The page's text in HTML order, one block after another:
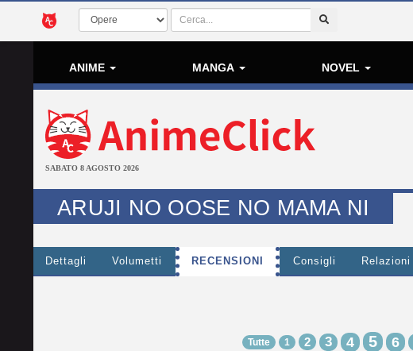
ANIME MANGA NOVEL
SABATO 8 AGOSTO 2026
ARUJI NO OOSE NO MAMA NI
Dettagli Volumetti RECENSIONI Consigli Relazioni
Tutte 1 2 3 4 5 6